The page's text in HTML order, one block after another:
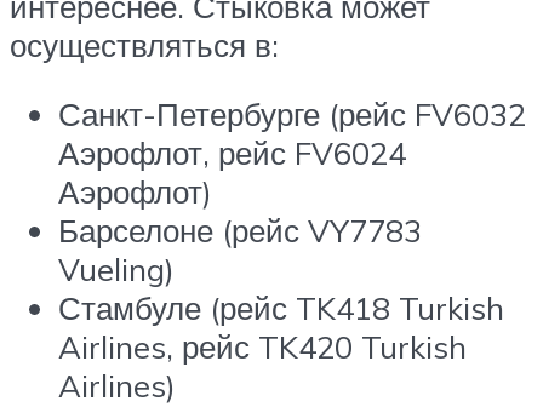
осуществляться в:
Санкт-Петербурге (рейс FV6032
Аэрофлот, рейс FV6024
Аэрофлот)
Барселоне (рейс VY7783
Vueling)
Стамбуле (рейс TK418 Turkish
Airlines, рейс TK420 Turkish
Airlines)